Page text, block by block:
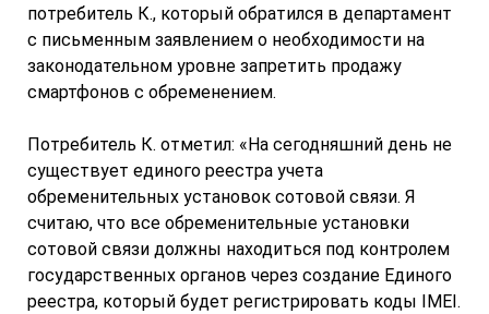
потребитель К., который обратился в департамент
с письменным заявлением о необходимости на
законодательном уровне запретить продажу
смартфонов с обременением.
Потребитель К. отметил: «На сегодняшний день не
существует единого реестра учета
обременительных установок сотовой связи. Я
считаю, что все обременительные установки
сотовой связи должны находиться под контролем
государственных органов через создание Единого
реестра, который будет регистрировать коды IMEI.